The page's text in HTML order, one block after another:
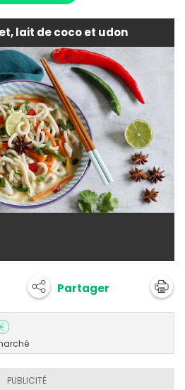
lait de coco et udon
Partager